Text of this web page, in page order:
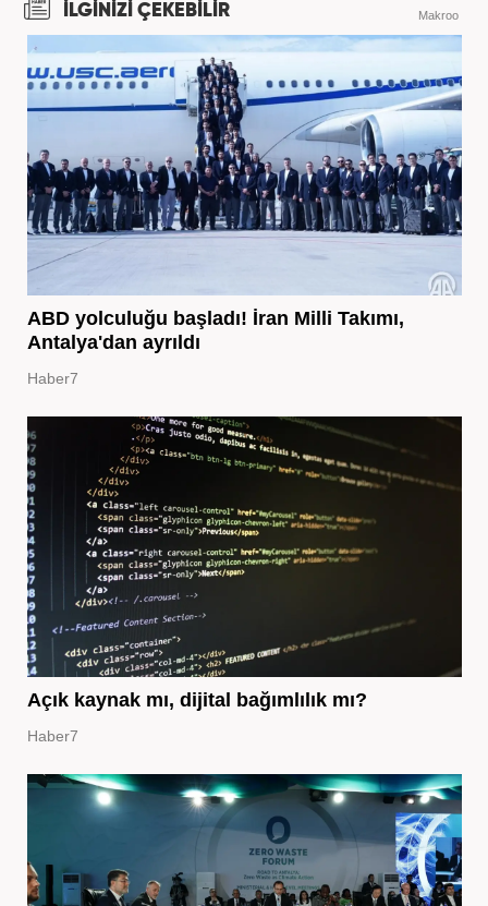
İLGİNİZİ ÇEKEBİLİR Makroo
ABD yolculuğu başladı! İran Milli Takımı,
Antalya'dan ayrıldı
Haber7
Açık kaynak mı, dijital bağımlılık mı?
Haber7